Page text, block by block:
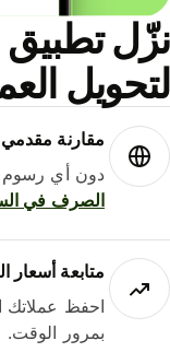
مقارنة مقدمي
دون أي رسوم
الصرف في
متابعة أسعار
احفظ عملاتك
بمرور الوقت.